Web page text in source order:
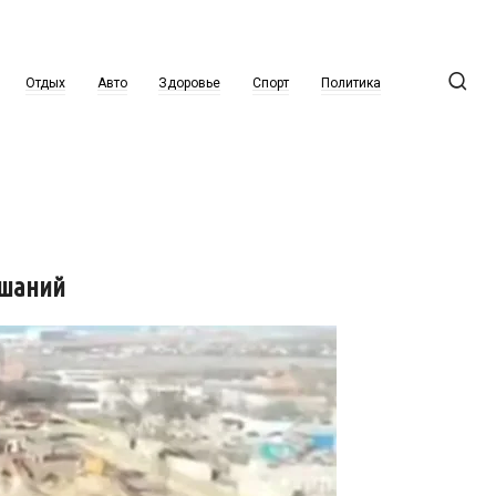
Отдых Авто Здоровье Спорт Политика